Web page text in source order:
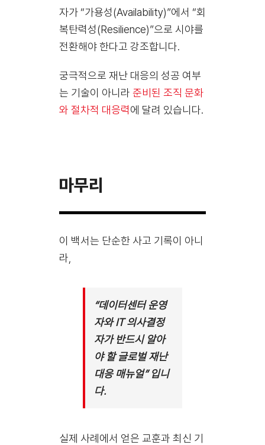
자가 “가용성(Availability)”에서 “회
복탄력성(Resilience)”으로 시야를
전환해야 한다고 강조합니다.
궁극적으로 재난 대응의 성공 여부
는 기술이 아니라 준비된 조직 문화
와 절차적 대응력에 달려 있습니다.
마무리
이 백서는 단순한 사고 기록이 아니
라,
“데이터센터 운영
자와 IT 의사결정
자가 반드시 알아
야 할 글로벌 재난
대응 매뉴얼” 입니
다.
실제 사례에서 얻은 교훈과 최신 기